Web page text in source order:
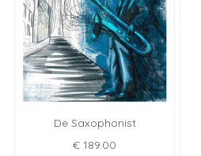
De Saxophonist
€ 189.00